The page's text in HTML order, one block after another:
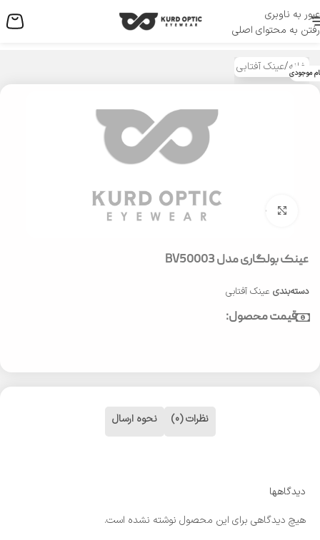
عبور به ناوبری
رفتن به محتوای اصلی
منو
خانه/عینک آفتابی موجودی
بزرگنمایی تصویر
عینک بولگاری مدل BV50003
دسته‌بندی عینک آفتابی
قیمت محصول:
نظرات (0) نحوه ارسال
دیدگاهها
هیچ دیدگاهی برای این محصول نوشته نشده است.